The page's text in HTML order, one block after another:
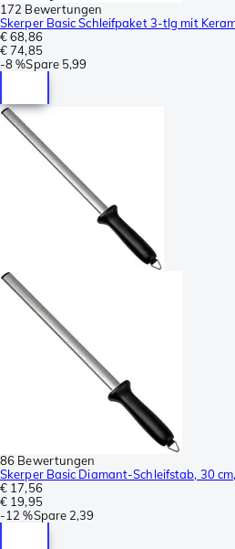
172 Bewertungen
Skerper Basic Schleifpaket 3-tlg mit
€ 68,86
€ 74,85
-8 %Spare 5,99
86 Bewertungen
Skerper Basic Diamant-Schleifstab, 30
€ 17,56
€ 19,95
-12 %Spare 2,39